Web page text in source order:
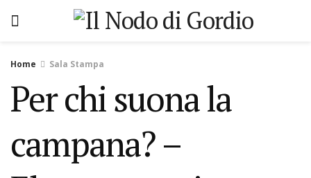
Home Sala Stampa
Per chi suona la
campana? –